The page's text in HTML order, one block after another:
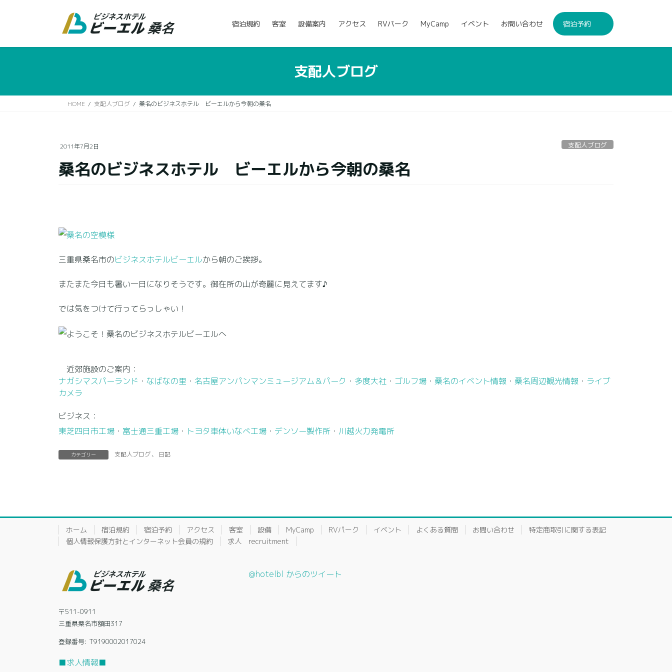
宿泊規約 客室 設備案内 アクセス RVパーク MyCamp イベント お問い合わせ 宿泊予約
支配人ブログ
HOME 支配人ブログ 桑名のビジネスホテル ビーエルから今朝の桑名
2011年7月2日 支配人ブログ
桑名のビジネスホテル ビーエルから今朝の桑名
三重県桑名市のビジネスホテルビーエルから朝のご挨拶。
またまた今日も暑い一日になりそうです。御在所の山が奇麗に見えてます♪
では気をつけて行ってらっしゃい！
近郊施設のご案内：
ナガシマスパーランド ・ なばなの里 ・ 名古屋アンパンマンミュージアム＆パーク ・ 多度大社 ・ ゴルフ場 ・ 桑名のイベント情報 ・ 桑名周辺観光情報 ・ ライブ
カメラ
ビジネス：
東芝四日市工場 ・ 富士通三重工場 ・ トヨタ車体いなべ工場 ・ デンソー製作所 ・ 川越火力発電所
カテゴリー 支配人ブログ、 日記
ホーム 宿泊規約 宿泊予約 アクセス 客室 設備 MyCamp RVパーク イベント よくある質問 お問い合わせ
特定商取引に関する表記
個人情報保護方針とインターネット会員の規約
求人 recruitment
〒511-0911
三重県桑名市額田317
登録番号: T9190002017024
■求人情報■
@hotelbl からのツイート